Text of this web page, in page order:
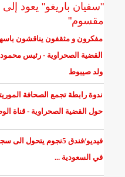
"سفيان باريغو" يعود إلى
مقسوم"
مفكرون و مثقفون يناقشون
القضية الصحراوية - رئيس
ولد صيبوط
ندوة رابطة تجمع الصحافة
حول القضية الصحراوية - قناة
فيديو/فندق 5نجوم يتحول الى
في السعودية ...